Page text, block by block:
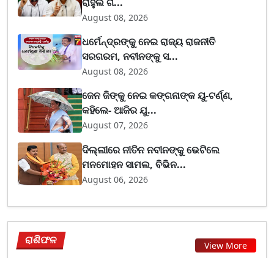
August 08, 2026
ଧର୍ମେନ୍ଦ୍ରଙ୍କୁ ନେଇ ରାଜ୍ୟ ରାଜନୀତି
ସରଗରମ, ନବୀନଙ୍କୁ ସ...
August 08, 2026
ଜେନ ଜିଙ୍କୁ ନେଇ କଙ୍ଗନାଙ୍କ ୟୁ-ଟର୍ଣ୍ଣ,
କହିଲେ- ଆଜିର ଯୁ...
August 07, 2026
ଦିଲ୍ଲୀରେ ନୀତିନ ନବୀନଙ୍କୁ ଭେଟିଲେ
ମନମୋହନ ସାମଲ, ବିଭିନ...
August 06, 2026
ରାଶିଫଳ View More